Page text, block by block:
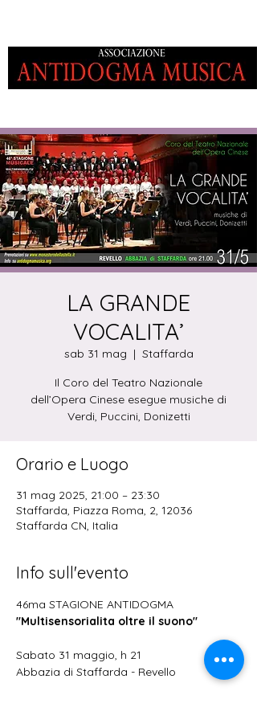
LA GRANDE
VOCALITA’
sab 31 mag
  |
Staffarda
Il Coro del Teatro Nazionale
dell’Opera Cinese esegue musiche di
Verdi, Puccini, Donizetti
Orario e Luogo
31 mag 2025, 21:00 – 23:30
Staffarda, Piazza Roma, 2, 12036
Staffarda CN, Italia
Info sull'evento
46ma STAGIONE ANTIDOGMA
"Multisensorialita oltre il suono"
Sabato 31 maggio, h 21
Abbazia di Staffarda - Revello